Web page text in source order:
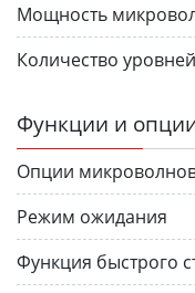
Мощность
Количество
Функции и
Опции
Режим ожидания
Функция быстрого